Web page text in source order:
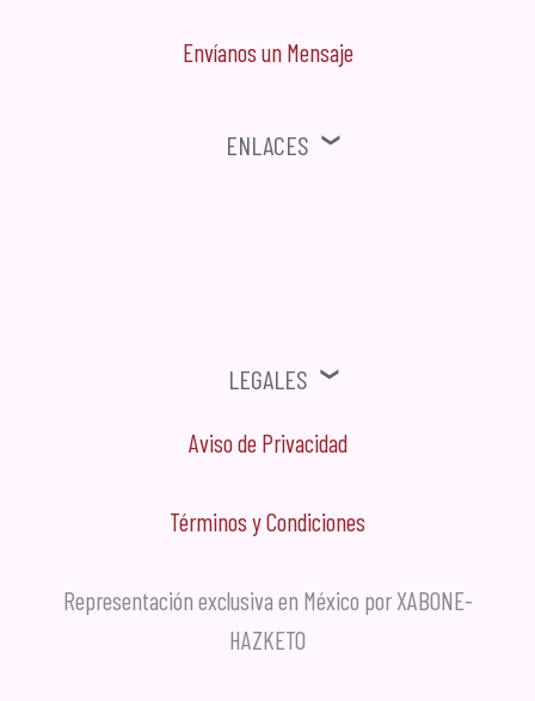
Envíanos un Mensaje
Enlaces
Legales
Aviso de Privacidad
Términos y Condiciones
Representación exclusiva en México por XABONE-
HAZKETO